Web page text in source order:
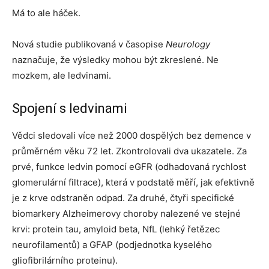
Má to ale háček.
Nová studie publikovaná v časopise Neurology
naznačuje, že výsledky mohou být zkreslené. Ne
mozkem, ale ledvinami.
Spojení s ledvinami
Vědci sledovali více než 2000 dospělých bez demence v
průměrném věku 72 let. Zkontrolovali dva ukazatele. Za
prvé, funkce ledvin pomocí eGFR (odhadovaná rychlost
glomerulární filtrace), která v podstatě měří, jak efektivně
je z krve odstraněn odpad. Za druhé, čtyři specifické
biomarkery Alzheimerovy choroby nalezené ve stejné
krvi: protein tau, amyloid beta, NfL (lehký řetězec
neurofilamentů) a GFAP (podjednotka kyselého
gliofibrilárního proteinu).